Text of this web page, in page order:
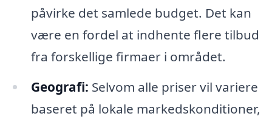
påvirke det samlede budget. Det kan
være en fordel at indhente flere tilbud
fra forskellige firmaer i området.
Geografi: Selvom alle priser vil variere
baseret på lokale markedskonditioner,